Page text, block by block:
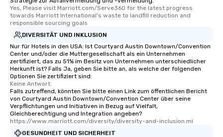
Yes, Please visit Marriott.com/Serve360 for the latest progress
towards Marriott International's waste to landfill reduction and
responsible sourcing goals
DIVERSITÄT UND INKLUSION
Nur für Hotels in den USA: Ist Courtyard Austin Downtown/Convention
Center und/oder die Muttergesellschaft als ein Unternehmen
zertifiziert, das zu 51% im Besitz von Unternehmen unterschiedlicher
Herkunft ist? Falls Ja, geben Sie bitte an, als welche der folgenden
Optionen Sie zertifiziert sind:
Keine Antwort.
Falls zutreffend, könnten Sie bitte einen Link zum öffentlichen Bericht
von Courtyard Austin Downtown/Convention Center über seine
Verpflichtungen und Initiativen in Bezug auf Vielfalt,
Gleichberechtigung und Integration angeben?
https://www.marriott.com/diversity/diversity-and-inclusion.mi
GESUNDHEIT UND SICHERHEIT